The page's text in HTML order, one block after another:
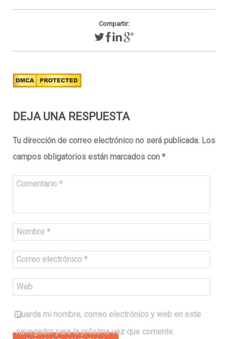
Compartir:
DEJA UNA RESPUESTA
Tu dirección de correo electrónico no será publicada. Los
campos obligatorios están marcados con *
Comentario *
Nombre *
Correo electrónico *
Web
Guarda mi nombre, correo electrónico y web en este
navegador para la próxima vez que comente.